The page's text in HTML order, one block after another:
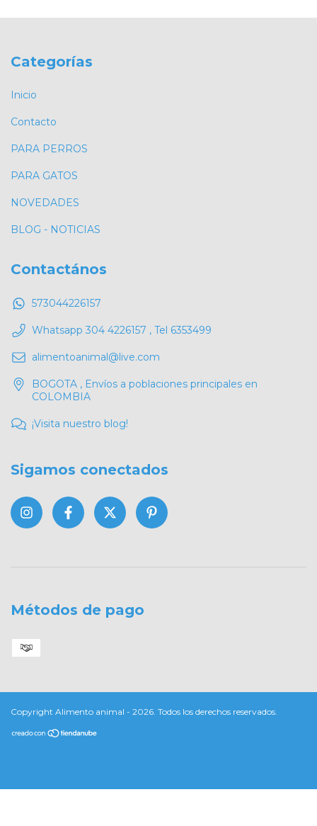
Categorías
Inicio
Contacto
PARA PERROS
PARA GATOS
NOVEDADES
BLOG - NOTICIAS
Contactános
573044226157
Whatsapp 304 4226157 , Tel 6353499
alimentoanimal@live.com
BOGOTA , Envíos a poblaciones principales en
COLOMBIA
¡Visita nuestro blog!
Sigamos conectados
Métodos de pago
Copyright Alimento animal - 2026. Todos los derechos reservados.